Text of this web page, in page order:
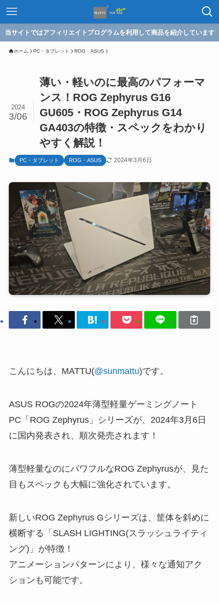
当サイトではアフィリエイトプログラムを利用して商品を紹介しています
ホーム PC・タブレット ROG・ASUS
薄い・軽いのに最高のパフォーマ
ンス！ROG Zephyrus G16
GU605・ROG Zephyrus G14
GA403の特徴・スペックをわかり
やすく解説！
2024
3/06
PC・タブレット ROG・ASUS 2024年3月6日
こんにちは、MATTU(@sunmattu)です。
ASUS ROGの2024年薄型軽量ゲーミングノート
PC「ROG Zephyrus」シリーズが、2024年3月6日
に国内発表され、順次発売されます！
薄型軽量なのにパワフルなROG Zephyrusが、見た
目もスペックも大幅に強化されています。
新しいROG Zephyrus Gシリーズは、筐体を斜めに
横断する「SLASH LIGHTING(スラッシュライティ
ング)」が特徴！
アニメーションパターンにより、様々な通知アク
ションも可能です。